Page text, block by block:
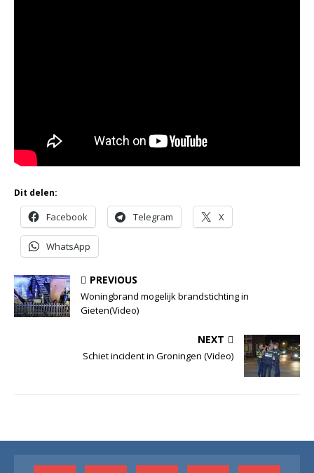
Dit delen:
Facebook Telegram X
WhatsApp
PREVIOUS
Woningbrand mogelijk brandstichting in
Gieten(Video)
NEXT
Schiet incident in Groningen (Video)